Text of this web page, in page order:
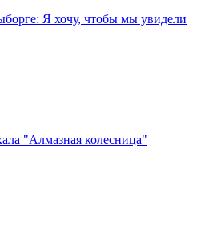
Я хочу, чтобы мы увидели
"Алмазная колесница"